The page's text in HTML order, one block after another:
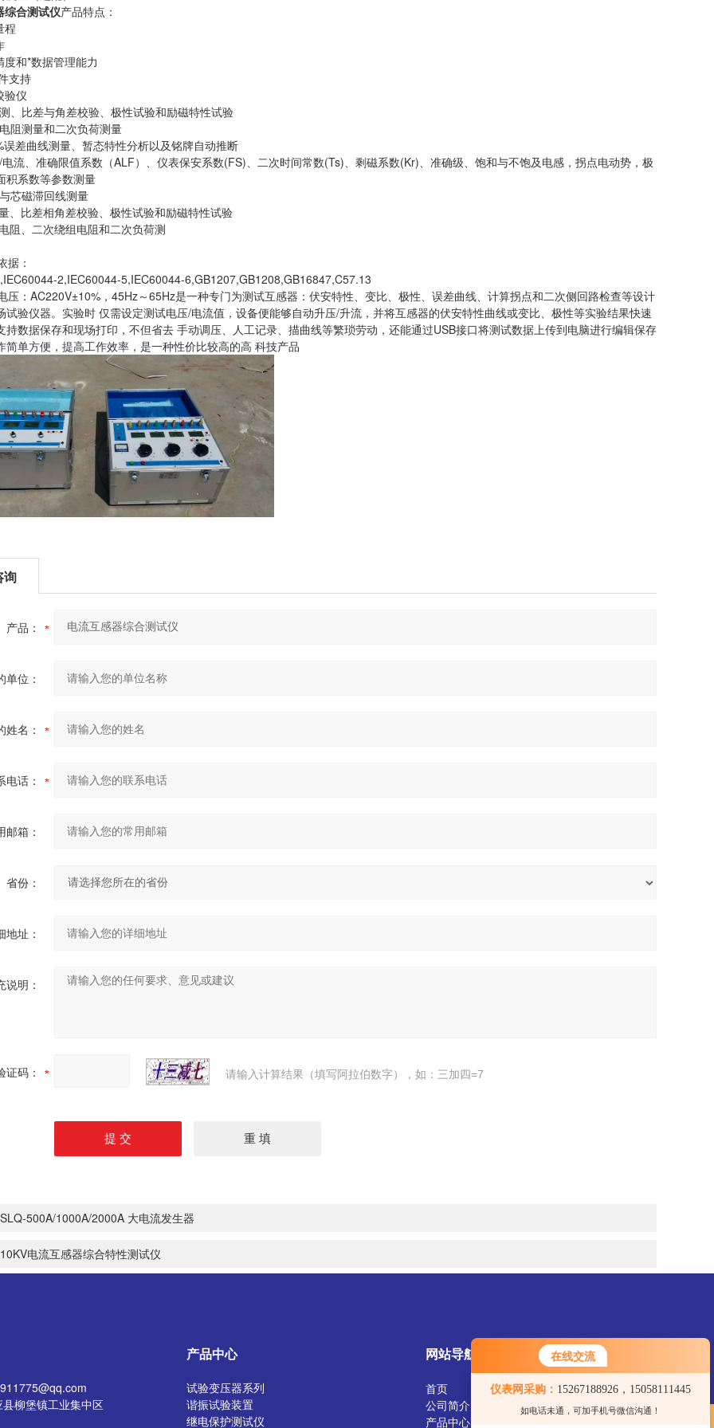
在线交流
仪表网采购： 15267188926，15058111445
如电话未通，可加手机号微信沟通！
您好！欢迎前来咨询，很高兴为您
服务，请问您要咨询什么问题呢？
综合测试仪产品特点：
程
和*数据管理能力
支持
验仪
、比差与角差校验、极性试验和励磁特性试验
阻测量和二次负荷测量
差曲线测量、暂态特性分析以及铭牌自动推断
流、准确限值系数（ALF）、仪表保安系数(FS)、二次时间常数(Ts)、剩磁系数(Kr)、准确级、饱和与不饱及电感，拐点电动势，极
积系数等参数测量
芯磁滞回线测量
、比差相角差校验、极性试验和励磁特性试验
阻、二次绕组电阻和二次负荷测
据：
2,IEC60044-5,IEC60044-6,GB1207,GB1208,GB16847,C57.13
压：AC220V±10%，45Hz～65Hz是一种专门为测试互感器：伏安特性、变比、极性、误差曲线、计算拐点和二次侧回路检查等设计
试验仪器。实验时 仅需设定测试电压/电流值，设备便能够自动升压/升流，并将互感器的伏安特性曲线或变比、极性等实验结果快速
持数据保存和现场打印，不但省去 手动调压、人工记录、描曲线等繁琐劳动，还能通过USB接口将测试数据上传到电脑进行编辑保存
简单方便，提高工作效率，是一种性价比较高的高 科技产品
询
产品：
单位：
姓名：
电话：
邮箱：
省份：
地址：
说明：
证码： 请输入计算结果（填写阿拉伯数字），如：三加四=7
SLQ-500A/1000A/2000A 大电流发生器
10KV电流互感器综合特性测试仪
柳堡镇工业集中区
产品中心
试验变压器系列
谐振试验装置
继电保护测试仪
网站导航
首页
公司简介
产品中心